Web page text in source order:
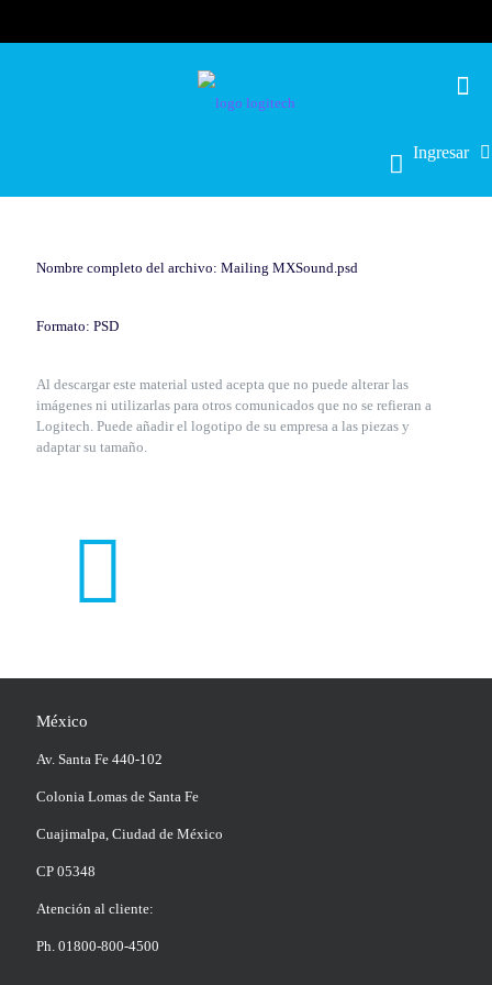
Ingresar
Nombre completo del archivo: Mailing MXSound.psd
Formato: PSD
Al descargar este material usted acepta que no puede alterar las
imágenes ni utilizarlas para otros comunicados que no se refieran a
Logitech. Puede añadir el logotipo de su empresa a las piezas y
adaptar su tamaño.
México
Av. Santa Fe 440-102
Colonia Lomas de Santa Fe
Cuajimalpa, Ciudad de México
CP 05348
Atención al cliente:
Ph. 01800-800-4500